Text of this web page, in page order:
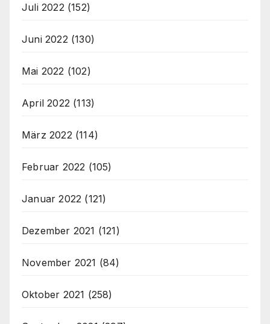
Juli 2022 (152)
Juni 2022 (130)
Mai 2022 (102)
April 2022 (113)
März 2022 (114)
Februar 2022 (105)
Januar 2022 (121)
Dezember 2021 (121)
November 2021 (84)
Oktober 2021 (258)